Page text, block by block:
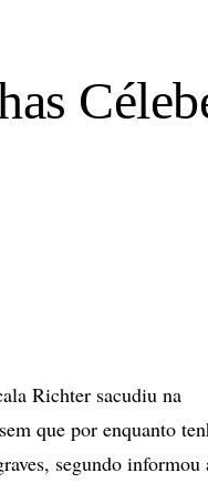
Richter sacudiu na
que por enquanto
segundo informou